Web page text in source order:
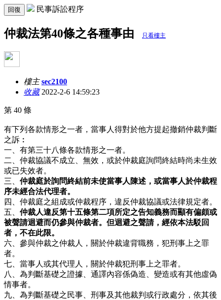
回復 民事訴訟程序
仲裁法第40條之各種事由 只看樓主
樓主 sec2100
收藏2022-2-6 14:59:23
第 40 條
有下列各款情形之一者，當事人得對於他方提起撤銷仲裁判斷
之訴︰
一、有第三十八條各款情形之一者。
二、仲裁協議不成立、無效，或於仲裁庭詢問終結時尚未生效
或已失效者。
三、 仲裁庭於詢問終結前未使當事人陳述，或當事人於仲裁程
序未經合法代理者。
四、仲裁庭之組成或仲裁程序，違反仲裁協議或法律規定者。
五、 仲裁人違反第十五條第二項所定之告知義務而顯有偏頗或
被聲請迴避而仍參與仲裁者。但迴避之聲請，經依本法駁回
者，不在此限。
六、參與仲裁之仲裁人，關於仲裁違背職務，犯刑事上之罪
者。
七、當事人或其代理人，關於仲裁犯刑事上之罪者。
八、為判斷基礎之證據、通譯內容係偽造、變造或有其他虛偽
情事者。
九、為判斷基礎之民事、刑事及其他裁判或行政處分，依其後